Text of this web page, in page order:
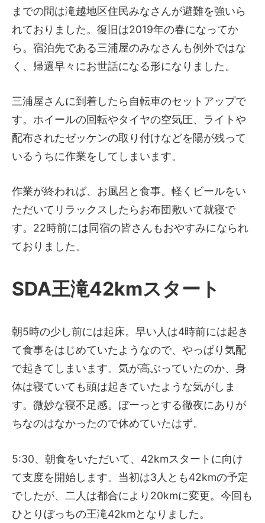
までの間は滝越地区住民みなさんが避難を強いら
れておりました。復旧は2019年の春になってか
ら。宿泊先である三浦屋のみなさんも例外ではな
く、帰還早々にお世話になる形になりました。
三浦屋さんに到着したら自転車のセットアップで
す。ホイールの回転やタイヤの空気圧、ライトや
配布されたゼッケンの取り付けなどを陽が残って
いるうちに作業をしてしまいます。
作業が終われば、お風呂と食事。軽くビールをい
ただいてリラックスしたらお布団敷いて就寝で
す。22時前には同宿の皆さんもおやすみになられ
ておりました。
SDA王滝42kmスタート
朝5時の少し前には起床。早い人は4時前には起き
て食事をはじめていたようなので、やっぱり気配
で起きてしまいます。気が高ぶっていたのか、身
体は寝ていても頭は起きていたような気がしま
す。微妙な寝不足感。ぼーっとする徹夜にありが
ちなのはなかったので休めていたはず。
5:30、朝食をいただいて、42kmスタートに向け
て支度を開始します。当初は3人とも42kmの予定
でしたが、二人は都合により20kmに変更。今回も
ひとりぼっちの王滝42kmとなりました。